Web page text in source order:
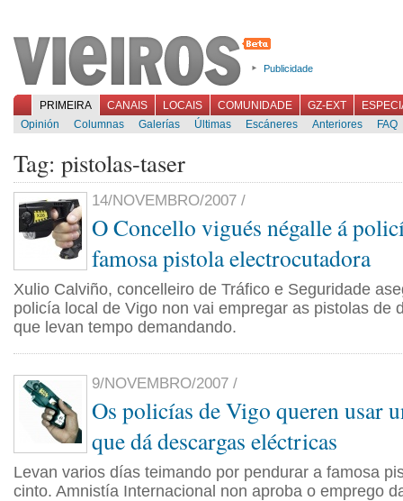
Publicidade
PRIMEIRA CANAIS LOCAIS COMUNIDADE GZ-EXT
Opinión
Columnas Galerías Últimas Escáneres Anteriores FAQ
Tag: pistolas-taser
14/NOVEMBRO/2007 /
O Concello vigués négalle á
famosa pistola electrocutadora
Xulio Calviño, concelleiro de Tráfico e Seguridade
policía local de Vigo non vai empregar as pistolas de
que levan tempo demandando.
9/NOVEMBRO/2007 /
Os policías de Vigo queren usar
que dá descargas eléctricas
Levan varios días teimando por pendurar a famosa
cinto. Amnistía Internacional non aproba o emprego